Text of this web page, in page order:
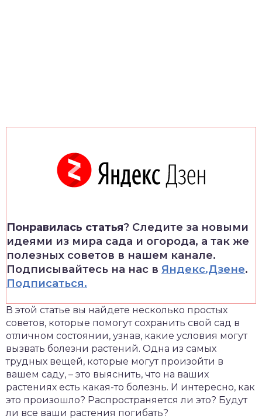
Понравилась статья? Следите за новыми
идеями из мира сада и огорода, а так же
полезных советов в нашем канале.
Подписывайтесь на нас в Яндекс.Дзене.
Подписаться.
В этой статье вы найдете несколько простых
советов, которые помогут сохранить свой сад в
отличном состоянии, узнав, какие условия могут
вызвать болезни растений. Одна из самых
трудных вещей, которые могут произойти в
вашем саду, – это выяснить, что на ваших
растениях есть какая-то болезнь. И интересно, как
это произошло? Распространяется ли это? Будут
ли все ваши растения погибать?